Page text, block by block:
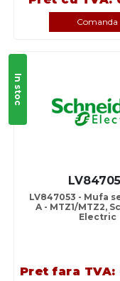
Comanda
In stoc
LV847053 - Mufa
A - MTZ1/MTZ2,
Electric
Pret fara